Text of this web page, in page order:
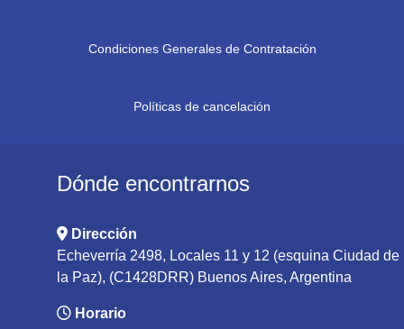
Condiciones Generales de Contratación
Políticas de cancelación
Dónde encontrarnos
Dirección
Echeverría 2498, Locales 11 y 12 (esquina Ciudad de
la Paz), (C1428DRR) Buenos Aires, Argentina
Horario